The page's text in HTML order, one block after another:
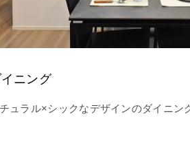
イニング
ュラル×シックなデザインのダイニン